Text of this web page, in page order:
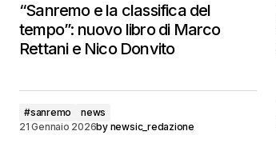
“Sanremo e la classifica del
tempo”: nuovo libro di Marco
Rettani e Nico Donvito
#sanremo
news
21 Gennaio 2026by newsic_redazione